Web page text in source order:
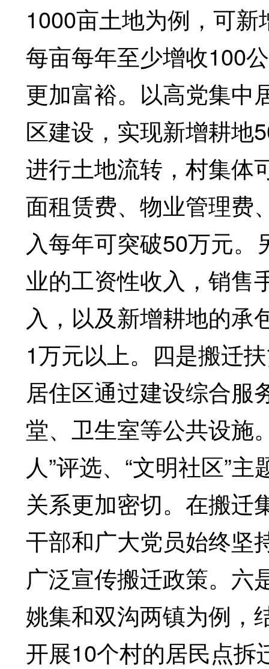
1000亩土地为例，可
每亩每年至少增收100
更加富裕。以高党集中
区建设，实现新增耕地
进行土地流转，村集体
面租赁费、物业管理费
入每年可突破50万元
业的工资性收入，销售
入，以及新增耕地的承
1万元以上。四是搬迁
居住区通过建设综合服
堂、卫生室等公共设施
人”评选、“文明社区”
关系更加密切。在搬迁
干部和广大党员始终坚
广泛宣传搬迁政策。六
姚集和双沟两镇为例，
开展10个村的居民点拆